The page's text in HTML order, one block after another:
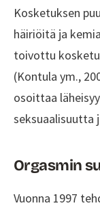
Kosketuksen
häiriöitä ja
toivottu
(Kontula ym.,
osoittaa
seksuaalisuutta
Orgasmin
Vuonna 1997